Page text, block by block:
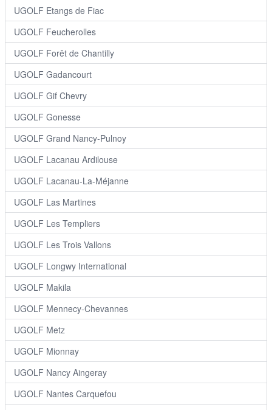
UGOLF Etangs de Fiac
UGOLF Feucherolles
UGOLF Forêt de Chantilly
UGOLF Gadancourt
UGOLF Gif Chevry
UGOLF Gonesse
UGOLF Grand Nancy-Pulnoy
UGOLF Lacanau Ardilouse
UGOLF Lacanau-La-Méjanne
UGOLF Las Martines
UGOLF Les Templiers
UGOLF Les Trois Vallons
UGOLF Longwy International
UGOLF Makila
UGOLF Mennecy-Chevannes
UGOLF Metz
UGOLF Mionnay
UGOLF Nancy Aingeray
UGOLF Nantes Carquefou